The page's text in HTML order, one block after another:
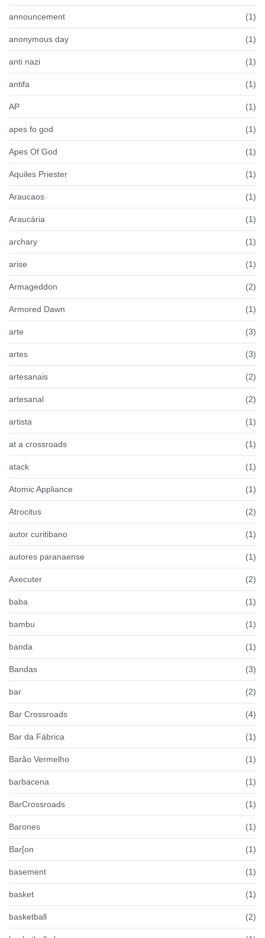
announcement (1)
anonymous day (1)
anti nazi (1)
antifa (1)
AP (1)
apes fo god (1)
Apes Of God (1)
Aquiles Priester (1)
Araucaos (1)
Araucária (1)
archary (1)
arise (1)
Armageddon (2)
Armored Dawn (1)
arte (3)
artes (3)
artesanais (2)
artesanal (2)
artista (1)
at a crossroads (1)
atack (1)
Atomic Appliance (1)
Atrocitus (2)
autor curitibano (1)
autores paranaense (1)
Axecuter (2)
baba (1)
bambu (1)
banda (1)
Bandas (3)
bar (2)
Bar Crossroads (4)
Bar da Fábrica (1)
Barão Vermelho (1)
barbacena (1)
BarCrossroads (1)
Barones (1)
Bar[on (1)
basement (1)
basket (1)
basketball (2)